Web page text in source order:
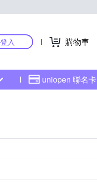
登入 購物車
uniopen 聯名卡